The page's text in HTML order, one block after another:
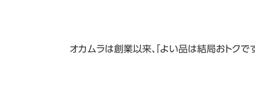
オカムラは創業以来、「よい品は結局おトクで